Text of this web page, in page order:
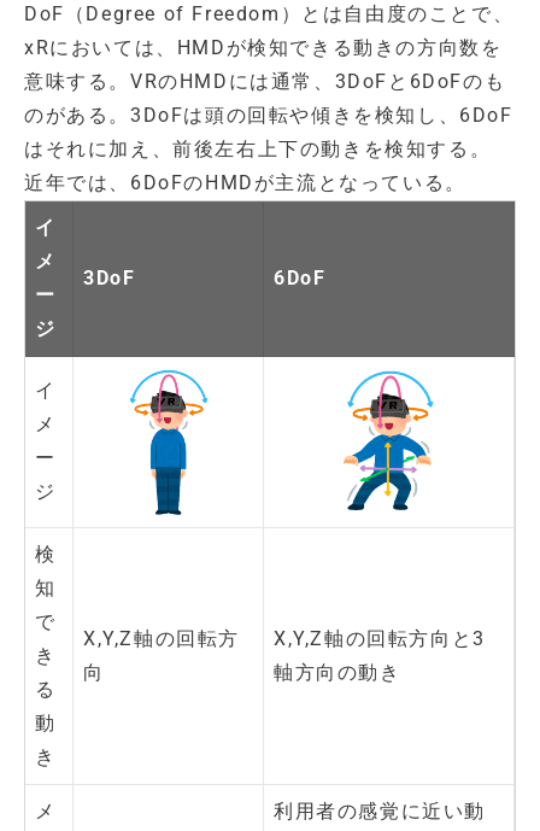
DoF（Degree of Freedom）とは自由度のことで、
xRにおいては、HMDが検知できる動きの方向数を
意味する。VRのHMDには通常、3DoFと6DoFのも
のがある。3DoFは頭の回転や傾きを検知し、6DoF
はそれに加え、前後左右上下の動きを検知する。
近年では、6DoFのHMDが主流となっている。
イ
メ
ー
ジ
3DoF 6DoF
イ
メ
ー
ジ
検
知
で
き
る
動
き
X,Y,Z軸の回転方
向
X,Y,Z軸の回転方向と3
軸方向の動き
メ
利用者の感覚に近い動